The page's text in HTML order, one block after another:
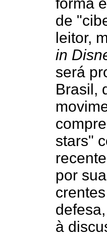
forma
de
leitor,
in
será
Brasil,
stars"
por
à